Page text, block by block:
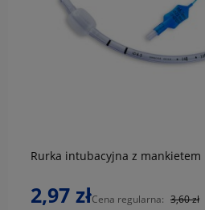
Rurka intubacyjna z mankietem
2,97 złCena regularna: 3,60 zł